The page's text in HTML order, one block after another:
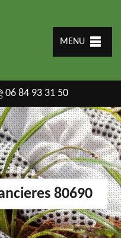
MENU
06 84 93 31 50
80690